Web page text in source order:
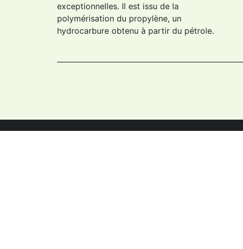
exceptionnelles. Il est issu de la
polymérisation du propylène, un
hydrocarbure obtenu à partir du pétrole.